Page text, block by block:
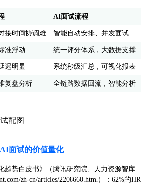
AI面试流程
接时间协调难 智能自动安排、并发面试
准浮动 统一评分体系，大数据支撑
迟明显 系统秒级汇总，可视化报表
复盘分析 全链路数据回流，智能分析
面试的价值量化
趋势白皮书》（腾讯研究院、人力资源智库
zh-cn/articles/2208660.html）：62%的HR